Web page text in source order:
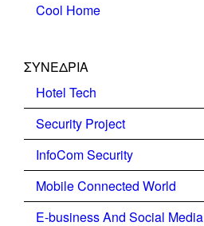
Cool Home
ΣΥΝΕΔΡΙΑ
Hotel Tech
Security Project
InfoCom Security
Mobile Connected World
E-business And Social Media